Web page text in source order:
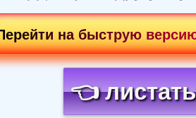
на быструю
👈 листать